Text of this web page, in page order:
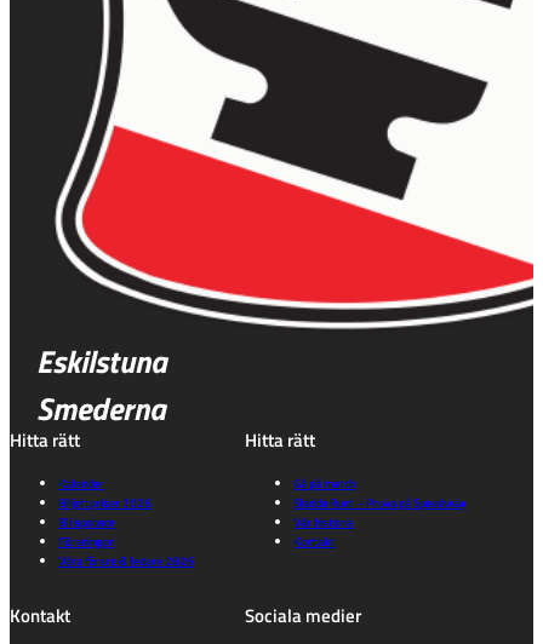
Eskilstuna
Smederna
Hitta rätt
Kalender
Biljettpriser 2026
Bli sponsor
Föreningen
Våra förare & ledare 2026
Hitta rätt
Gå på match
Sladda Runt – Prova på Speedway
Vår historia
Kontakt
Kontakt Sociala medier